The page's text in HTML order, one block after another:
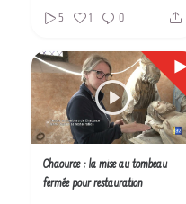
5 1 0
Chaource : la mise au tombeau
fermée pour restauration